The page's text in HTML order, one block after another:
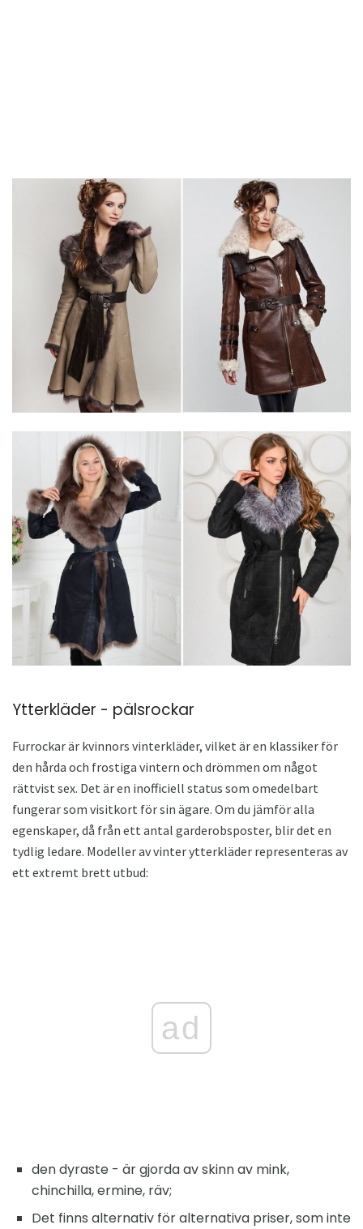
Ytterkläder - pälsrockar
Furrockar är kvinnors vinterkläder, vilket är en klassiker för
den hårda och frostiga vintern och drömmen om något
rättvist sex. Det är en inofficiell status som omedelbart
fungerar som visitkort för sin ägare. Om du jämför alla
egenskaper, då från ett antal garderobsposter, blir det en
tydlig ledare. Modeller av vinter ytterkläder representeras av
ett extremt brett utbud:
ad
den dyraste - är gjorda av skinn av mink,
chinchilla, ermine, räv;
Det finns alternativ för alternativa priser, som inte